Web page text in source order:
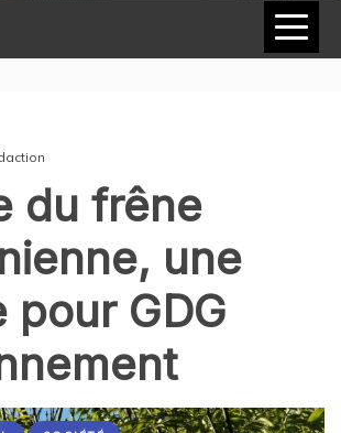
du frêne
une
pour GDG